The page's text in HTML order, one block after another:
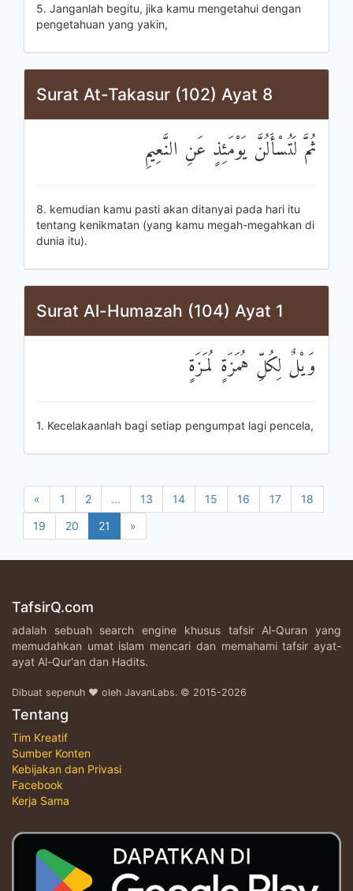
5. Janganlah begitu, jika kamu mengetahui dengan
pengetahuan yang yakin,
Surat At-Takasur (102) Ayat 8
ثُمَّ لَتُسْأَلُنَّ يَوْمَئِذٍ عَنِ النَّعِيمِ
8. kemudian kamu pasti akan ditanyai pada hari itu
tentang kenikmatan (yang kamu megah-megahkan di
dunia itu).
Surat Al-Humazah (104) Ayat 1
وَيْلٌ لِكُلِّ هُمَزَةٍ لُمَزَةٍ
1. Kecelakaanlah bagi setiap pengumpat lagi pencela,
« 1 2 ... 13 14 15 16 17
18
19
20 21 »
TafsirQ.com
adalah sebuah search engine khusus tafsir Al-Quran yang
memudahkan umat islam mencari dan memahami tafsir ayat-
ayat Al-Qur'an dan Hadits.
Dibuat sepenuh ♥ oleh JavanLabs. © 2015-2026
Tentang
Tim Kreatif
Sumber Konten
Kebijakan dan Privasi
Facebook
Kerja Sama